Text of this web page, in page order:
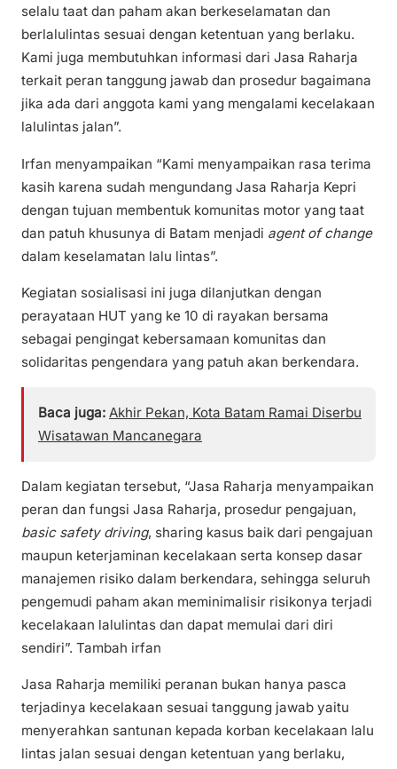
selalu taat dan paham akan berkeselamatan dan
berlalulintas sesuai dengan ketentuan yang berlaku.
Kami juga membutuhkan informasi dari Jasa Raharja
terkait peran tanggung jawab dan prosedur bagaimana
jika ada dari anggota kami yang mengalami kecelakaan
lalulintas jalan”.
Irfan menyampaikan “Kami menyampaikan rasa terima
kasih karena sudah mengundang Jasa Raharja Kepri
dengan tujuan membentuk komunitas motor yang taat
dan patuh khusunya di Batam menjadi agent of change
dalam keselamatan lalu lintas”.
Kegiatan sosialisasi ini juga dilanjutkan dengan
perayataan HUT yang ke 10 di rayakan bersama
sebagai pengingat kebersamaan komunitas dan
solidaritas pengendara yang patuh akan berkendara.
Baca juga: Akhir Pekan, Kota Batam Ramai Diserbu
Wisatawan Mancanegara
Dalam kegiatan tersebut, “Jasa Raharja menyampaikan
peran dan fungsi Jasa Raharja, prosedur pengajuan,
basic safety driving, sharing kasus baik dari pengajuan
maupun keterjaminan kecelakaan serta konsep dasar
manajemen risiko dalam berkendara, sehingga seluruh
pengemudi paham akan meminimalisir risikonya terjadi
kecelakaan lalulintas dan dapat memulai dari diri
sendiri”. Tambah irfan
Jasa Raharja memiliki peranan bukan hanya pasca
terjadinya kecelakaan sesuai tanggung jawab yaitu
menyerahkan santunan kepada korban kecelakaan lalu
lintas jalan sesuai dengan ketentuan yang berlaku,